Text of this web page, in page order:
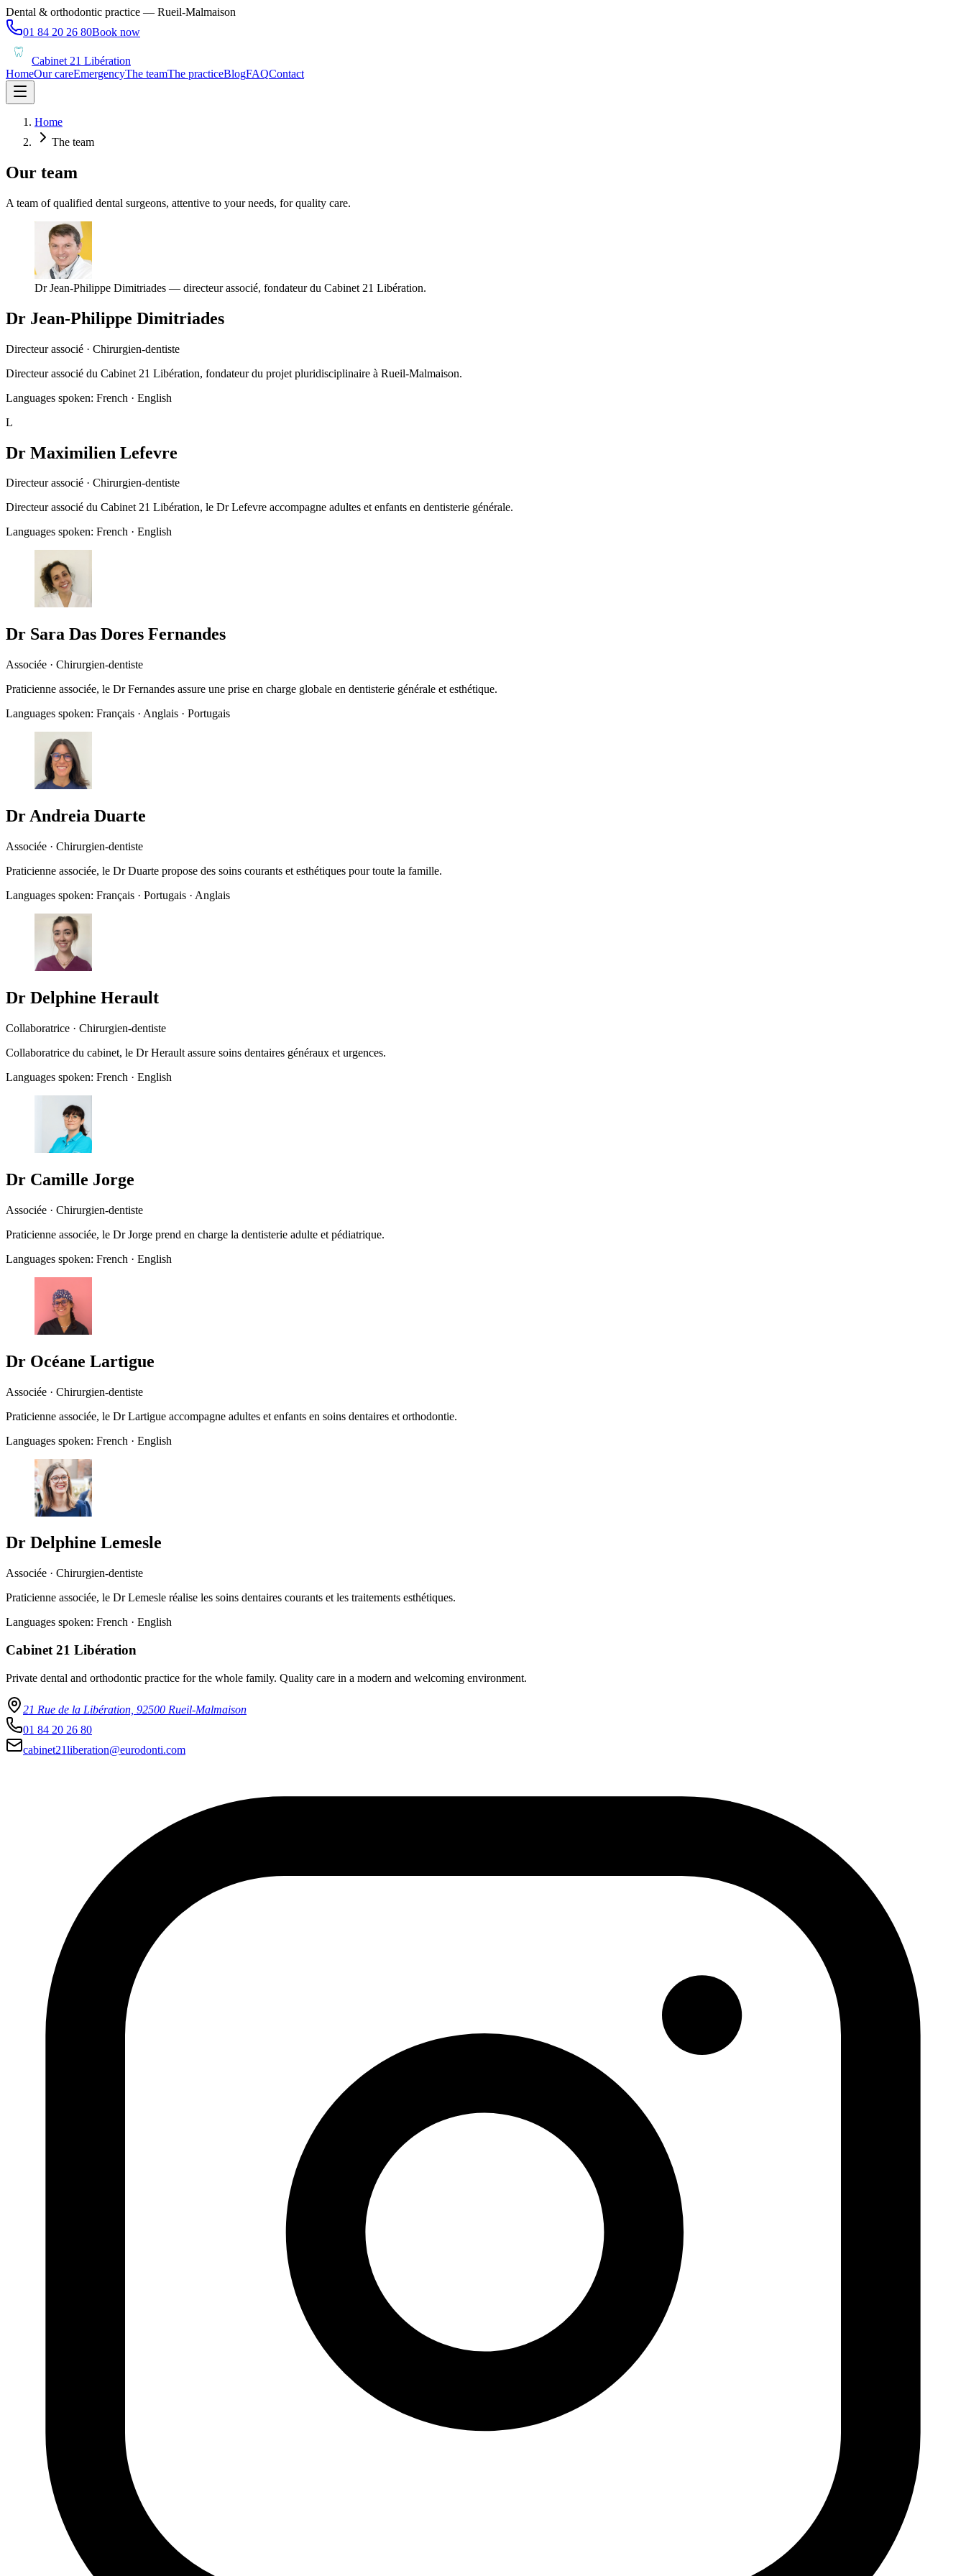
Dental & orthodontic practice — Rueil-Malmaison
01 84 20 26 80Book now
Cabinet 21 Libération
HomeOur careEmergencyThe teamThe practiceBlogFAQContact
Home
The team
Our team
A team of qualified dental surgeons, attentive to your needs, for quality care.
Dr Jean-Philippe Dimitriades — directeur associé, fondateur du Cabinet 21 Libération.
Dr Jean-Philippe Dimitriades
Directeur associé · Chirurgien-dentiste
Directeur associé du Cabinet 21 Libération, fondateur du projet pluridisciplinaire à Rueil-Malmaison.
Languages spoken: French · English
L
Dr Maximilien Lefevre
Directeur associé · Chirurgien-dentiste
Directeur associé du Cabinet 21 Libération, le Dr Lefevre accompagne adultes et enfants en dentisterie générale.
Languages spoken: French · English
Dr Sara Das Dores Fernandes
Associée · Chirurgien-dentiste
Praticienne associée, le Dr Fernandes assure une prise en charge globale en dentisterie générale et esthétique.
Languages spoken: Français · Anglais · Portugais
Dr Andreia Duarte
Associée · Chirurgien-dentiste
Praticienne associée, le Dr Duarte propose des soins courants et esthétiques pour toute la famille.
Languages spoken: Français · Portugais · Anglais
Dr Delphine Herault
Collaboratrice · Chirurgien-dentiste
Collaboratrice du cabinet, le Dr Herault assure soins dentaires généraux et urgences.
Languages spoken: French · English
Dr Camille Jorge
Associée · Chirurgien-dentiste
Praticienne associée, le Dr Jorge prend en charge la dentisterie adulte et pédiatrique.
Languages spoken: French · English
Dr Océane Lartigue
Associée · Chirurgien-dentiste
Praticienne associée, le Dr Lartigue accompagne adultes et enfants en soins dentaires et orthodontie.
Languages spoken: French · English
Dr Delphine Lemesle
Associée · Chirurgien-dentiste
Praticienne associée, le Dr Lemesle réalise les soins dentaires courants et les traitements esthétiques.
Languages spoken: French · English
Cabinet 21 Libération
Private dental and orthodontic practice for the whole family. Quality care in a modern and welcoming environment.
21 Rue de la Libération, 92500 Rueil-Malmaison
01 84 20 26 80
cabinet21liberation@eurodonti.com